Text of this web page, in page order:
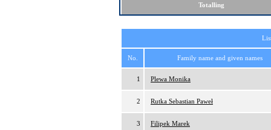
Totalling
No. Family name and given names
1 Plewa Monika
2 Rutka Sebastian Paweł
3 Filipek Marek